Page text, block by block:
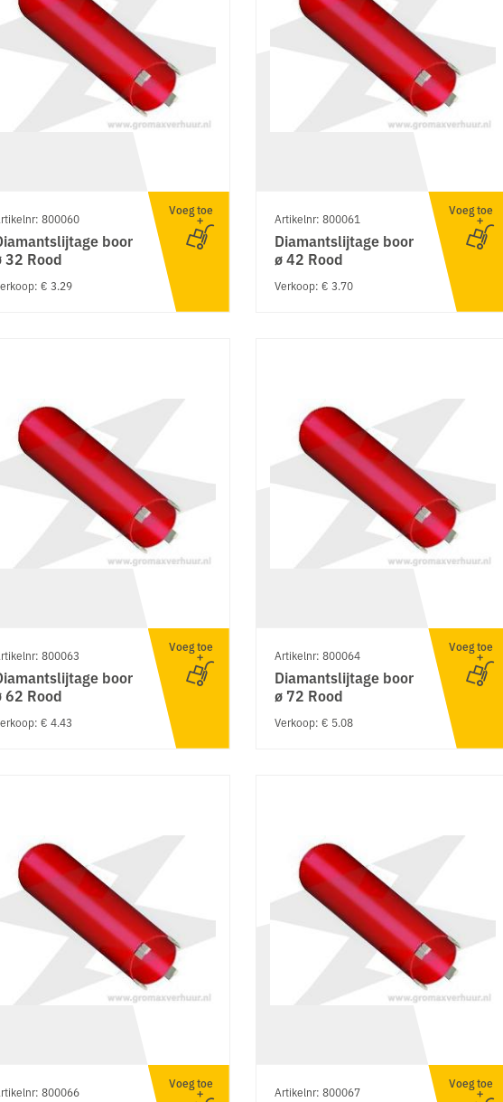
800060
boor
32 Rood
€ 3.29
Voeg toe
Artikelnr: 800061
Diamantslijtage boor
ø 42 Rood
Verkoop: € 3.70
Voeg toe
800063
boor
62 Rood
€ 4.43
Voeg toe
Artikelnr: 800064
Diamantslijtage boor
ø 72 Rood
Verkoop: € 5.08
Voeg toe
800066
Voeg toe
Artikelnr: 800067
Voeg toe